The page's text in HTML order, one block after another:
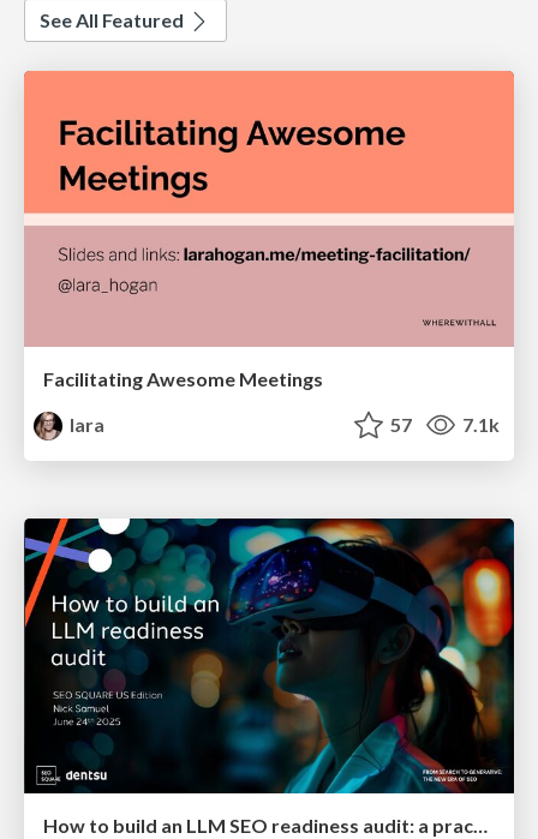
See All Featured
Facilitating Awesome Meetings
lara
57 7.1k
How to build an LLM SEO readiness audit: a practical framework